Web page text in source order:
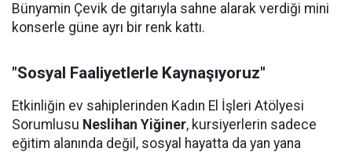
Bünyamin Çevik de gitarıyla sahne alarak verdiği mini
konserle güne ayrı bir renk kattı.
"Sosyal Faaliyetlerle Kaynaşıyoruz"
Etkinliğin ev sahiplerinden Kadın El İşleri Atölyesi
Sorumlusu Neslihan Yiğiner, kursiyerlerin sadece
eğitim alanında değil, sosyal hayatta da yan yana